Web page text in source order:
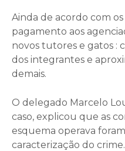
Ainda de acordo com os
pagamento aos
novos tutores e gatos :
dos integrantes e
demais.
O delegado Marcelo
caso, explicou que as
esquema operava
caracterização do crime.